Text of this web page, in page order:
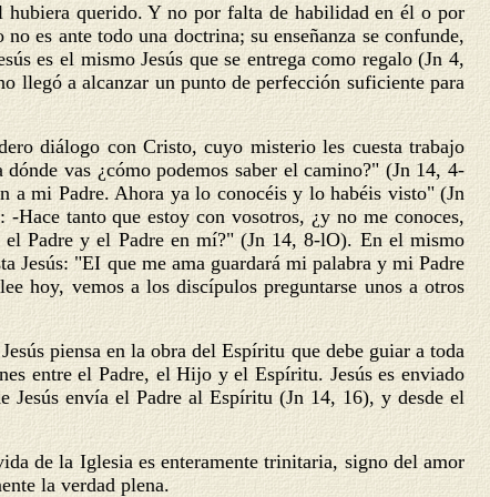
hubiera querido. Y no por falta de habilidad en él o por
es ante todo una doctrina; su enseñanza se confunde,
es el mismo Jesús que se entrega como regalo (Jn 4,
llegó a alcanzar un punto de perfección suficiente para
diálogo con Cristo, cuyo misterio les cuesta trabajo
vas ¿cómo podemos saber el camino?" (Jn 14, 4-
a mi Padre. Ahora ya lo conocéis y lo habéis visto" (Jn
Hace tanto que estoy con vosotros, ¿y no me conoces,
Padre y el Padre en mí?" (Jn 14, 8-lO). En el mismo
Jesús: "EI que me ama guardará mi palabra y mi Padre
hoy, vemos a los discípulos preguntarse unos a otros
piensa en la obra del Espíritu que debe guiar a toda
entre el Padre, el Hijo y el Espíritu. Jesús es enviado
envía el Padre al Espíritu (Jn 14, 16), y desde el
de la Iglesia es enteramente trinitaria, signo del amor
la verdad plena.